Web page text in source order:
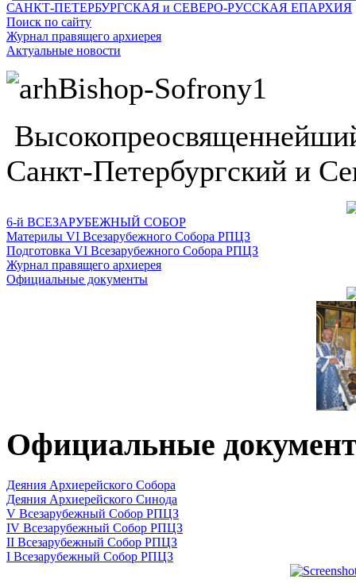
САНКТ-ПЕТЕРБУРГСКАЯ и СЕВЕРО-РУССКАЯ ЕПАРХИЯ
Поиск по сайту
Журнал правящего архиерея
Актуальные новости
Санкт-Петербургский и
6-й ВСЕЗАРУБЕЖНЫЙ СОБОР
Материлы VI Всезарубежного Собора РПЦЗ
Подготовка VI Всезарубежного Собора РПЦЗ
Журнал правящего архиерея
Официальные документы
Официальные
Деяния Архиерейского Собора
Деяния Архиерейского Синода
V Всезарубежный Собор РПЦЗ
IV Всезарубежный Собор РПЦЗ
II Всезарубежный Собор РПЦЗ
I Всезарубежный Собор РПЦЗ